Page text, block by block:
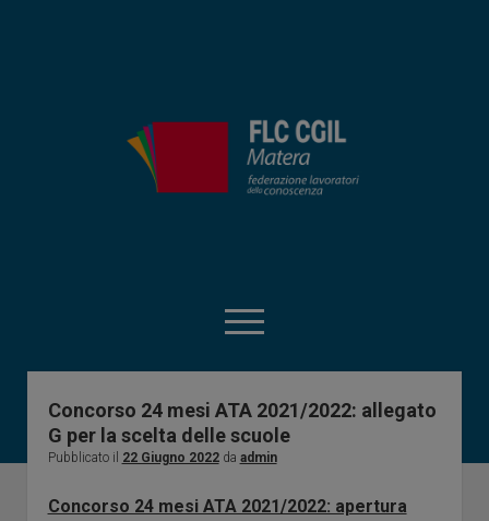
apri
menu
facebookinstagrammatera@flcgil.it
tel:0835330713
telegram
Home
Giornalini
Concorso 24 mesi ATA 2021/2022: allegato
G per la scelta delle scuole
Pubblicato il 22 Giugno 2022da admin
Concorso 24 mesi ATA 2021/2022: apertura